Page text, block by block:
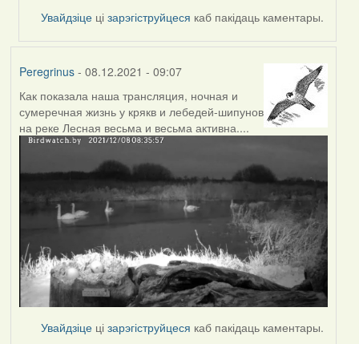
Увайдзіце цізарэгіструйцеся каб пакідаць каментары.
Peregrinus- 08.12.2021 - 09:07
Как показала наша трансляция, ночная и
сумеречная жизнь у крякв и лебедей-шипунов
на реке Лесная весьма и весьма активна....
Увайдзіце цізарэгіструйцеся каб пакідаць каментары.